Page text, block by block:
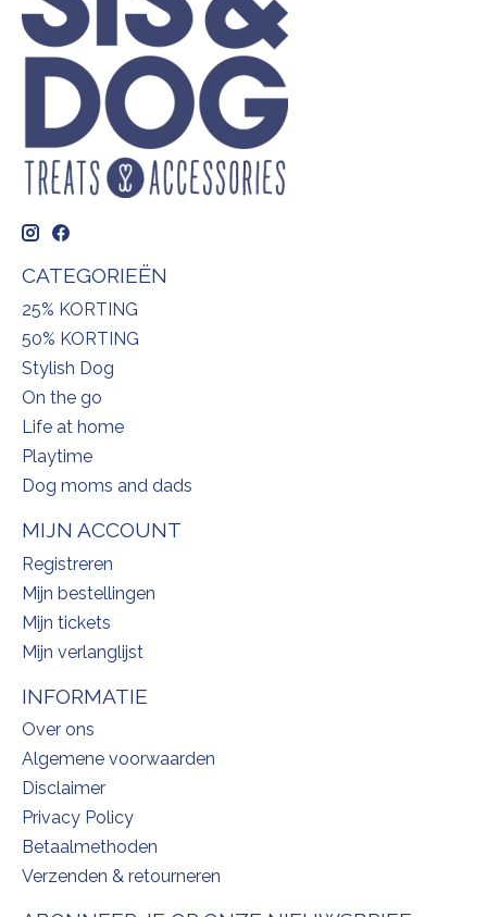
CATEGORIEËN
25% KORTING
50% KORTING
Stylish Dog
On the go
Life at home
Playtime
Dog moms and dads
MIJN ACCOUNT
Registreren
Mijn bestellingen
Mijn tickets
Mijn verlanglijst
INFORMATIE
Over ons
Algemene voorwaarden
Disclaimer
Privacy Policy
Betaalmethoden
Verzenden & retourneren